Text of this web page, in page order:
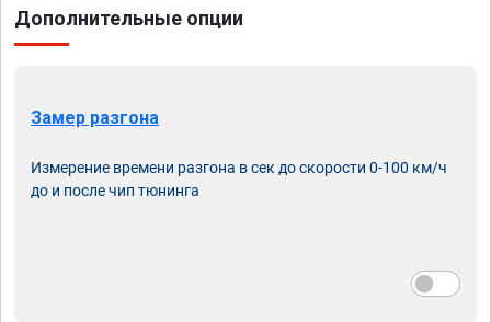
Дополнительные опции
Замер разгона
Измерение времени разгона в сек до скорости 0-100 км/ч
до и после чип тюнинга